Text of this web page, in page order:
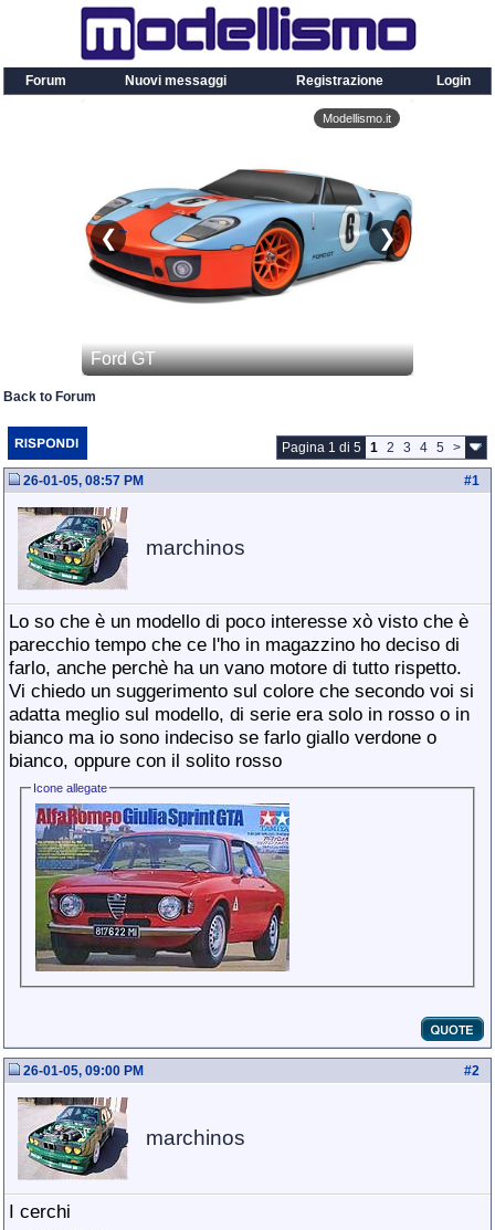
Forum Nuovi messaggi Registrazione Login
Back to Forum
Pagina 1 di 5 1 2 3 4 5 >
#1
26-01-05, 08:57 PM
marchinos
Lo so che è un modello di poco interesse xò visto che è
parecchio tempo che ce l'ho in magazzino ho deciso di
farlo, anche perchè ha un vano motore di tutto rispetto.
Vi chiedo un suggerimento sul colore che secondo voi si
adatta meglio sul modello, di serie era solo in rosso o in
bianco ma io sono indeciso se farlo giallo verdone o
bianco, oppure con il solito rosso
Icone allegate
#2
26-01-05, 09:00 PM
marchinos
I cerchi